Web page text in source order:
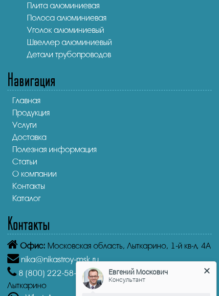
Плита алюминиевая
Полоса алюминиевая
Уголок алюминиевый
Швеллер алюминиевый
Детали трубопроводов
Навигация
Главная
Продукция
Услуги
Доставка
Полезная информация
Статьи
О компании
Контакты
Каталог
Контакты
Офис: Московская область, Лыткарино, 1-й кв-л, 4А
nika@nikastroy-msk.ru
8 (800) 222-58-30 Звонок бесплатный из г.
Лыткарино
Евгений Москович
Консультант